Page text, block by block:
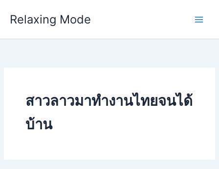
Relaxing Mode
สาวลาวมาทำงานไทยจนได้
บ้าน